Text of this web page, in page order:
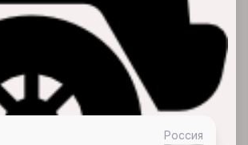
Россия